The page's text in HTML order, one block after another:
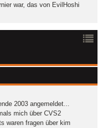
war, das von EvilHoshi
2003 angemeldet...
mich über CVS2
waren fragen über kim